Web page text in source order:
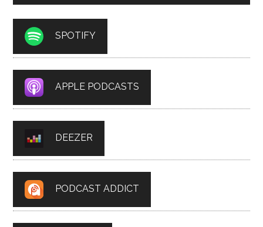
SPOTIFY
APPLE PODCASTS
DEEZER
PODCAST ADDICT